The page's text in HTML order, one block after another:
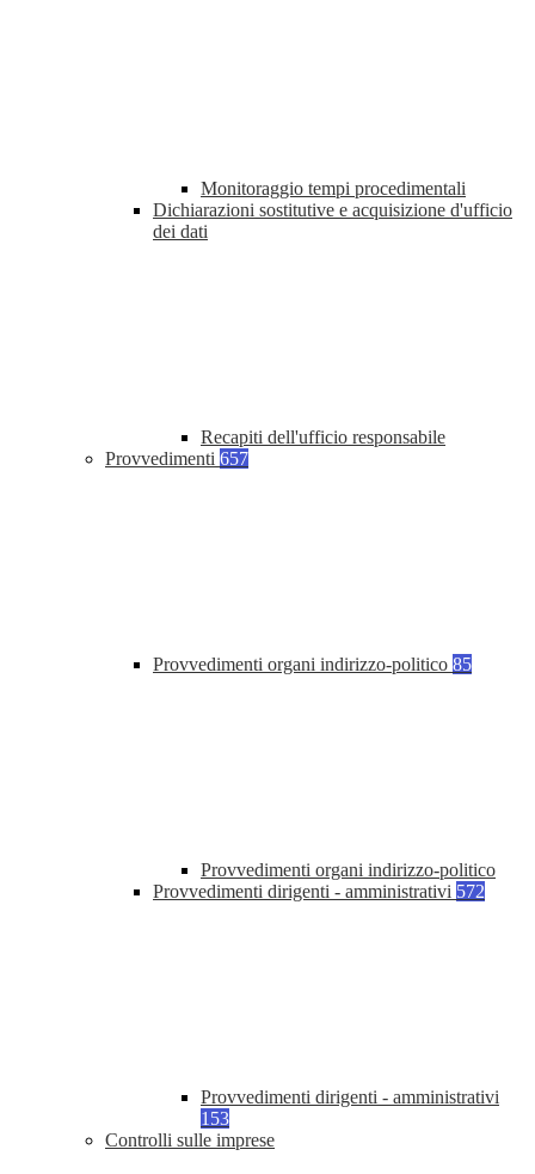
Monitoraggio tempi procedimentali
Dichiarazioni sostitutive e acquisizione d'ufficio
dei dati
Recapiti dell'ufficio responsabile
Provvedimenti 657
Provvedimenti organi indirizzo-politico 85
Provvedimenti organi indirizzo-politico
Provvedimenti dirigenti - amministrativi 572
Provvedimenti dirigenti - amministrativi
153
Controlli sulle imprese